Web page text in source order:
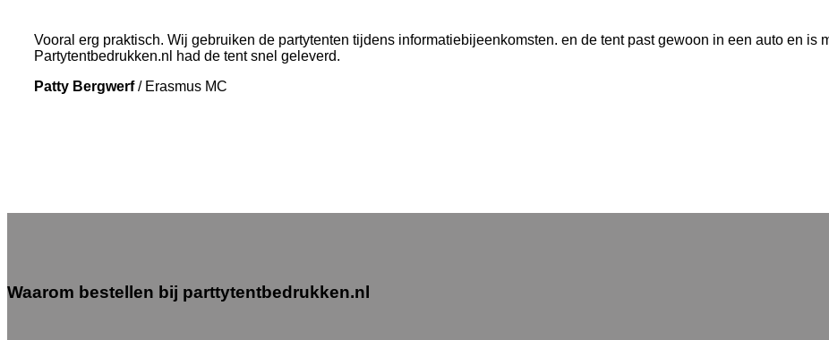
Vooral erg praktisch. Wij gebruiken de partytenten tijdens informatiebijeenkomsten. en de tent past gewoon in een auto en is
Partytentbedrukken.nl had de tent snel geleverd.
Patty Bergwerf / Erasmus MC
Waarom bestellen bij parttytentbedrukken.nl